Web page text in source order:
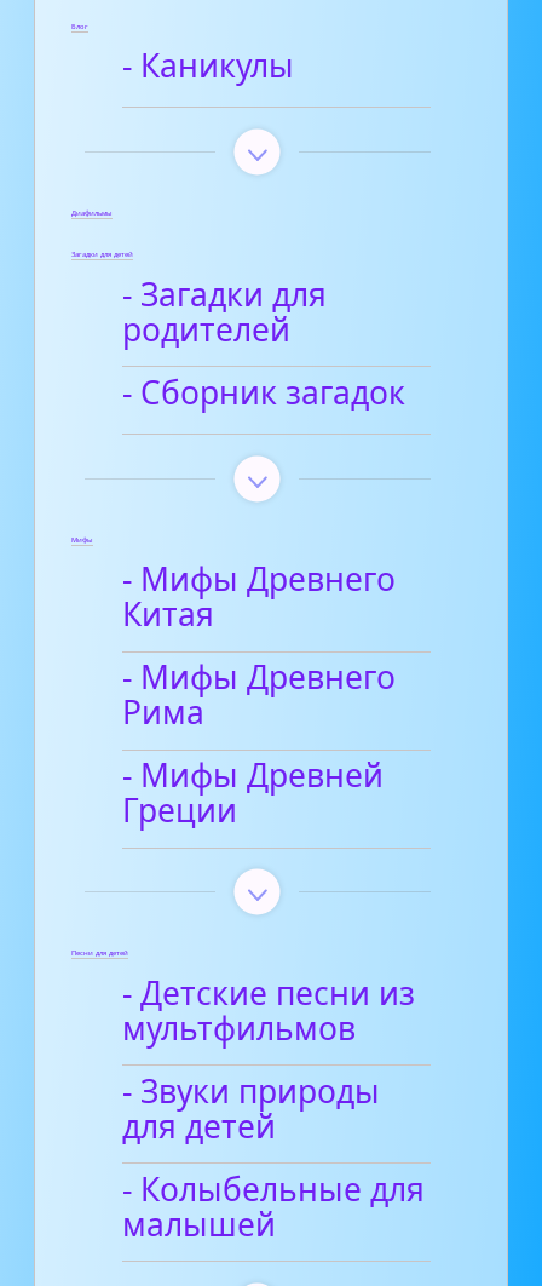
Блог
- Каникулы
Диафильмы
Загадки для детей
- Загадки для
родителей
- Сборник загадок
Мифы
- Мифы Древнего
Китая
- Мифы Древнего
Рима
- Мифы Древней
Греции
Песни для детей
- Детские песни из
мультфильмов
- Звуки природы
для детей
- Колыбельные для
малышей